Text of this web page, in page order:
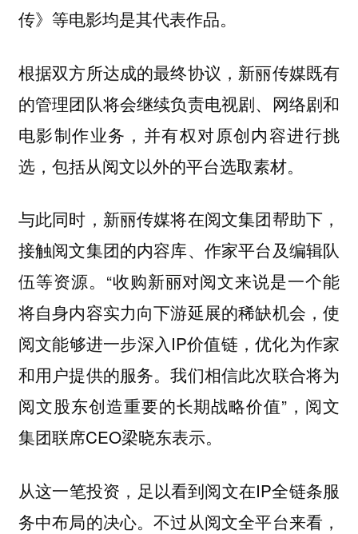
传》等电影均是其代表作品。
根据双方所达成的最终协议，新丽传媒既有
的管理团队将会继续负责电视剧、网络剧和
电影制作业务，并有权对原创内容进行挑
选，包括从阅文以外的平台选取素材。
与此同时，新丽传媒将在阅文集团帮助下，
接触阅文集团的内容库、作家平台及编辑队
伍等资源。“收购新丽对阅文来说是一个能
将自身内容实力向下游延展的稀缺机会，使
阅文能够进一步深入IP价值链，优化为作家
和用户提供的服务。我们相信此次联合将为
阅文股东创造重要的长期战略价值”，阅文
集团联席CEO梁晓东表示。
从这一笔投资，足以看到阅文在IP全链条服
务中布局的决心。不过从阅文全平台来看，